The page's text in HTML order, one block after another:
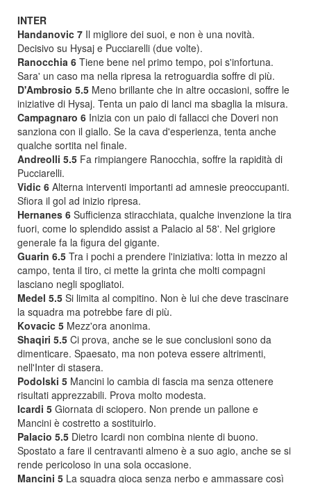
INTER
Handanovic 7 Il migliore dei suoi, e non è una novità.
Decisivo su Hysaj e Pucciarelli (due volte).
Ranocchia 6 Tiene bene nel primo tempo, poi s'infortuna.
Sara' un caso ma nella ripresa la retroguardia soffre di più.
D'Ambrosio 5.5 Meno brillante che in altre occasioni, soffre le
iniziative di Hysaj. Tenta un paio di lanci ma sbaglia la misura.
Campagnaro 6 Inizia con un paio di fallacci che Doveri non
sanziona con il giallo. Se la cava d'esperienza, tenta anche
qualche sortita nel finale.
Andreolli 5.5 Fa rimpiangere Ranocchia, soffre la rapidità di
Pucciarelli.
Vidic 6 Alterna interventi importanti ad amnesie preoccupanti.
Sfiora il gol ad inizio ripresa.
Hernanes 6 Sufficienza stiracchiata, qualche invenzione la tira
fuori, come lo splendido assist a Palacio al 58'. Nel grigiore
generale fa la figura del gigante.
Guarin 6.5 Tra i pochi a prendere l'iniziativa: lotta in mezzo al
campo, tenta il tiro, ci mette la grinta che molti compagni
lasciano negli spogliatoi.
Medel 5.5 Si limita al compitino. Non è lui che deve trascinare
la squadra ma potrebbe fare di più.
Kovacic 5 Mezz'ora anonima.
Shaqiri 5.5 Ci prova, anche se le sue conclusioni sono da
dimenticare. Spaesato, ma non poteva essere altrimenti,
nell'Inter di stasera.
Podolski 5 Mancini lo cambia di fascia ma senza ottenere
risultati apprezzabili. Prova molto modesta.
Icardi 5 Giornata di sciopero. Non prende un pallone e
Mancini è costretto a sostituirlo.
Palacio 5.5 Dietro Icardi non combina niente di buono.
Spostato a fare il centravanti almeno è a suo agio, anche se si
rende pericoloso in una sola occasione.
Mancini 5 La squadra gioca senza nerbo e ammassare così